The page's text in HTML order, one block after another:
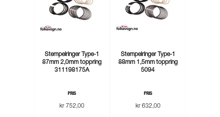
Stempelringer Type-1
87mm 2,0mm toppring
311198175A
PRIS
kr 752,00
Stempelringer Type-1
88mm 1,5mm toppring
5094
PRIS
kr 632,00